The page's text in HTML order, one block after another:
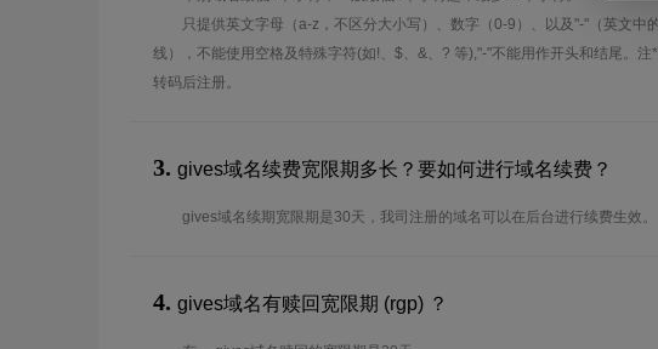
只提供英文字母（a-z，不区分大小写）、数字（0-9）、以及"-"（英文中
线），不能使用空格及特殊字符(如!、$、&、? 等),"-"不能用作开头和结尾。注
转码后注册。
3. gives域名续费宽限期多长？要如何进行域名续费？
gives域名续期宽限期是30天，我司注册的域名可以在后台进行续费生效。
4. gives域名有赎回宽限期 (rgp) ？